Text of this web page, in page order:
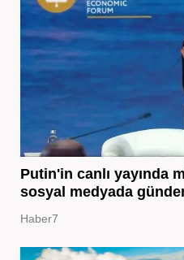
Putin'in canlı yayında
sosyal medyada
Haber7